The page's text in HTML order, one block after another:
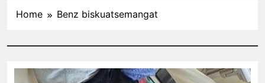
Home Benz biskuatsemangat